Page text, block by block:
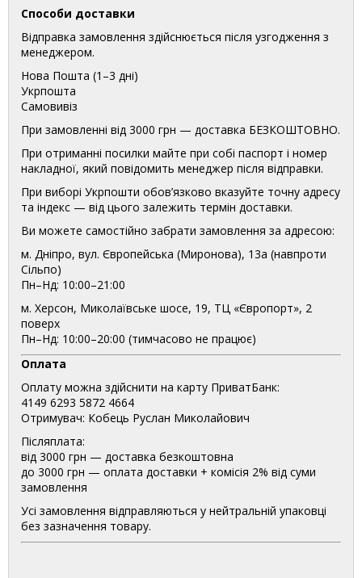
Способи доставки
Відправка замовлення здійснюється після узгодження з
менеджером.
Нова Пошта (1–3 дні)
Укрпошта
Самовивіз
При замовленні від 3000 грн — доставка БЕЗКОШТОВНО.
При отриманні посилки майте при собі паспорт і номер
накладної, який повідомить менеджер після відправки.
При виборі Укрпошти обов’язково вказуйте точну адресу
та індекс — від цього залежить термін доставки.
Ви можете самостійно забрати замовлення за адресою:
м. Дніпро, вул. Європейська (Миронова), 13а (навпроти
Сільпо)
Пн–Нд: 10:00–21:00
м. Херсон, Миколаївське шосе, 19, ТЦ «Європорт», 2
поверх
Пн–Нд: 10:00–20:00 (тимчасово не працює)
Оплата
Оплату можна здійснити на карту ПриватБанк:
4149 6293 5872 4664
Отримувач: Кобець Руслан Миколайович
Післяплата:
від 3000 грн — доставка безкоштовна
до 3000 грн — оплата доставки + комісія 2% від суми
замовлення
Усі замовлення відправляються у нейтральній упаковці
без зазначення товару.